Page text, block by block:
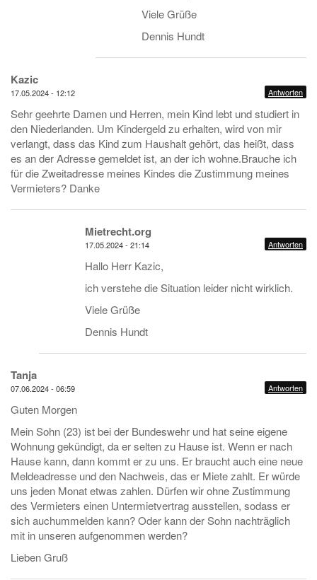
Viele Grüße
Dennis Hundt
Kazic
17.05.2024 - 12:12 Antworten
Sehr geehrte Damen und Herren, mein Kind lebt und studiert in
den Niederlanden. Um Kindergeld zu erhalten, wird von mir
verlangt, dass das Kind zum Haushalt gehört, das heißt, dass
es an der Adresse gemeldet ist, an der ich wohne.Brauche ich
für die Zweitadresse meines Kindes die Zustimmung meines
Vermieters? Danke
Mietrecht.org
17.05.2024 - 21:14 Antworten
Hallo Herr Kazic,
ich verstehe die Situation leider nicht wirklich.
Viele Grüße
Dennis Hundt
Tanja
07.06.2024 - 06:59 Antworten
Guten Morgen
Mein Sohn (23) ist bei der Bundeswehr und hat seine eigene
Wohnung gekündigt, da er selten zu Hause ist. Wenn er nach
Hause kann, dann kommt er zu uns. Er braucht auch eine neue
Meldeadresse und den Nachweis, das er Miete zahlt. Er würde
uns jeden Monat etwas zahlen. Dürfen wir ohne Zustimmung
des Vermieters einen Untermietvertrag ausstellen, sodass er
sich auchummelden kann? Oder kann der Sohn nachträglich
mit in unseren aufgenommen werden?
Lieben Gruß